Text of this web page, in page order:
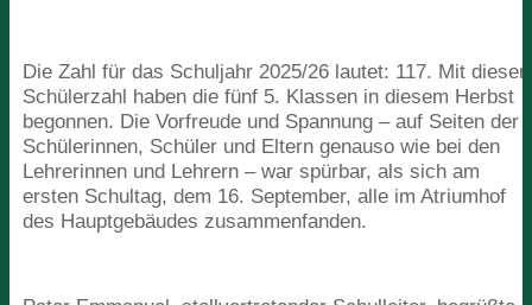
Die Zahl für das Schuljahr 2025/26 lautet: 117. Mit dieser
Schülerzahl haben die fünf 5. Klassen in diesem Herbst
begonnen. Die Vorfreude und Spannung – auf Seiten der
Schülerinnen, Schüler und Eltern genauso wie bei den
Lehrerinnen und Lehrern – war spürbar, als sich am
ersten Schultag, dem 16. September, alle im Atriumhof
des Hauptgebäudes zusammenfanden.